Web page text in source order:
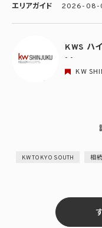
エリアガイド 2026-08-
KWS ハ
- -
KW
KW TOKYO SOUTH 相続